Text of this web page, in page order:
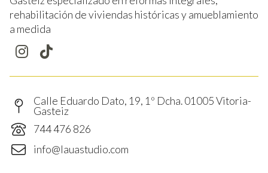
rehabilitación de viviendas históricas y amueblamiento
a medida
Calle Eduardo Dato, 19, 1º Dcha. 01005 Vitoria-
Gasteiz
744 476 826
info@lauastudio.com